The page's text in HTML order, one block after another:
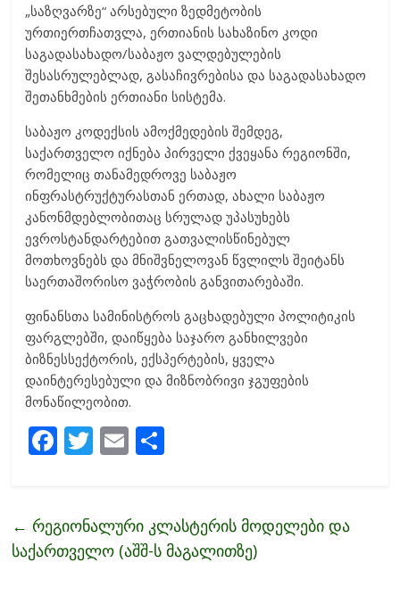
„საზღვარზე“ არსებული ზედმეტობის
ურთიერთჩათვლა, ერთიანის სახაზინო კოდი
საგადასახადო/საბაჟო ვალდებულების
შესასრულებლად, გასაჩივრებისა და საგადასახადო
შეთანხმების ერთიანი სისტემა.
საბაჟო კოდექსის ამოქმედების შემდეგ,
საქართველო იქნება პირველი ქვეყანა რეგიონში,
რომელიც თანამედროვე საბაჟო
ინფრასტრუქტურასთან ერთად, ახალი საბაჟო
კანონმდებლობითაც სრულად უპასუხებს
ევროსტანდარტებით გათვალისწინებულ
მოთხოვნებს და მნიშვნელოვან წვლილს შეიტანს
საერთაშორისო ვაჭრობის განვითარებაში.
ფინანსთა სამინისტროს გაცხადებული პოლიტიკის
ფარგლებში, დაიწყება საჯარო განხილვები
ბიზნესსექტორის, ექსპერტების, ყველა
დაინტერესებული და მიზნობრივი ჯგუფების
მონაწილეობით.
F
b
o
T
er
E
l e
← რეგიონალური კლასტერის მოდელები და
საქართველო (აშშ-ს მაგალითზე)